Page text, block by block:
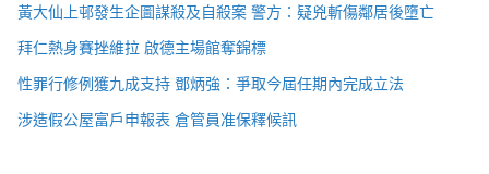
黃大仙上邨發生企圖謀殺及自殺案 警方：疑兇斬傷鄰居後墮亡
拜仁熱身賽挫維拉 啟德主場館奪錦標
性罪行修例獲九成支持 鄧炳強：爭取今屆任期內完成立法
涉造假公屋富戶申報表 倉管員准保釋候訊